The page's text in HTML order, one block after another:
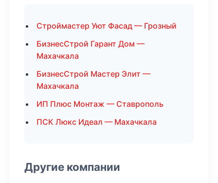
Строймастер Уют Фасад — Грозный
БизнесСтрой Гарант Дом —
Махачкала
БизнесСтрой Мастер Элит —
Махачкала
ИП Плюс Монтаж — Ставрополь
ПСК Люкс Идеал — Махачкала
Другие компании